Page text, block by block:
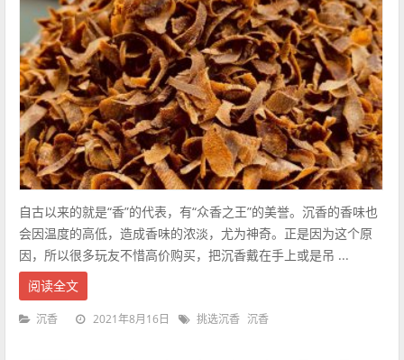
自古以来的就是“香”的代表，有“众香之王”的美誉。沉香的香味也
会因温度的高低，造成香味的浓淡，尤为神奇。正是因为这个原
因，所以很多玩友不惜高价购买，把沉香戴在手上或是吊 ...
阅读全文
沉香 2021年8月16日 挑选沉香 沉香